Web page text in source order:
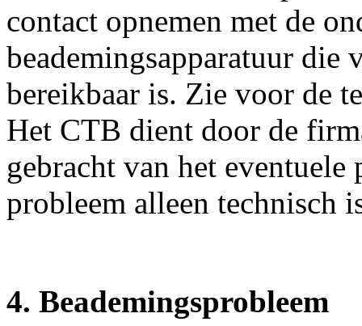
contact opnemen met de
beademingsapparatuur
bereikbaar is. Zie voor de
Het CTB dient door de
gebracht van het
probleem alleen technisch
4. Beademingsprobleem